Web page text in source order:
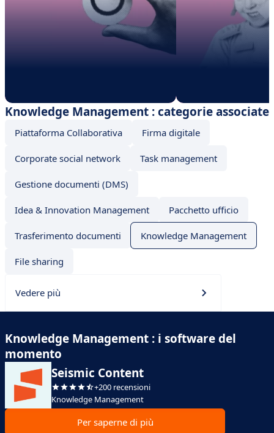
Knowledge Management : categorie associate
Piattaforma Collaborativa Firma digitale
Corporate social network Task management
Gestione documenti (DMS)
Idea & Innovation Management Pacchetto ufficio
Trasferimento documenti Knowledge Management
File sharing
Vedere più
Knowledge Management : i software del
momento
Seismic Content
+200 recensioni
Knowledge Management
Per saperne di più